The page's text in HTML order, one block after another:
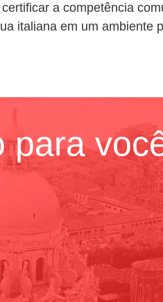
a competência
italiana em um ambiente
para